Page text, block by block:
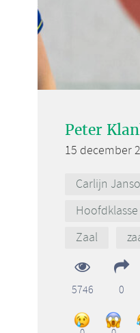
Peter
15 december
Carlijn
Zaal
5746 0